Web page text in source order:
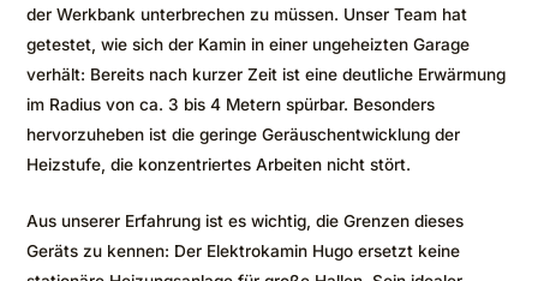
der Werkbank unterbrechen zu müssen. Unser Team hat
getestet, wie sich der Kamin in einer ungeheizten Garage
verhält: Bereits nach kurzer Zeit ist eine deutliche Erwärmung
im Radius von ca. 3 bis 4 Metern spürbar. Besonders
hervorzuheben ist die geringe Geräuschentwicklung der
Heizstufe, die konzentriertes Arbeiten nicht stört.
Aus unserer Erfahrung ist es wichtig, die Grenzen dieses
Geräts zu kennen: Der Elektrokamin Hugo ersetzt keine